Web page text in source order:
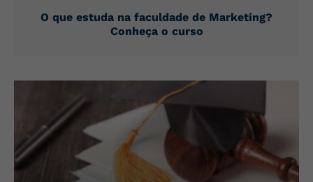
O que estuda na faculdade de Marketing?
Conheça o curso